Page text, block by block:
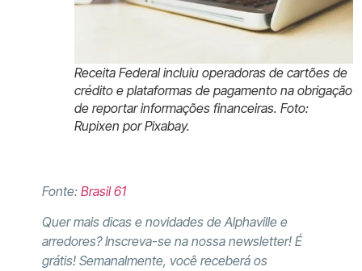
Receita Federal incluiu operadoras de cartões de
crédito e plataformas de pagamento na obrigação
de reportar informações financeiras. Foto:
Rupixen por Pixabay.
Fonte: Brasil 61
Quer mais dicas e novidades de Alphaville e
arredores? Inscreva-se na nossa newsletter! É
grátis! Semanalmente, você receberá os